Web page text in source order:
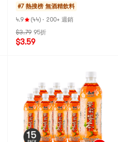
#7 熱搜榜 無酒精飲料
4.9
(44) · 200+ 週銷
$3.79 95折
$3.59